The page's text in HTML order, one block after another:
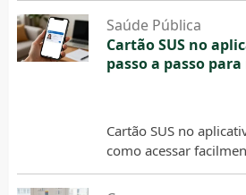
Saúde Pública
Cartão SUS no
passo a passo
Cartão SUS no
como acessar